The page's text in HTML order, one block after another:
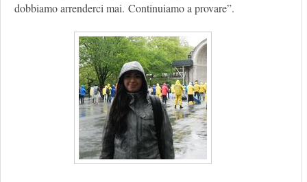
dobbiamo arrenderci mai. Continuiamo a provare”.